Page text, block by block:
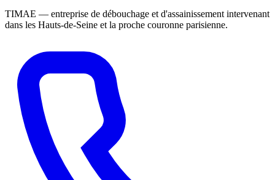
TIMAE — entreprise de débouchage et d'assainissement intervenant
dans les Hauts-de-Seine et la proche couronne parisienne.